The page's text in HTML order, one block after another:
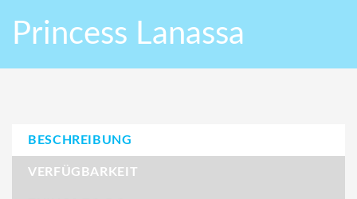
Princess Lanassa
BESCHREIBUNG
VERFÜGBARKEIT